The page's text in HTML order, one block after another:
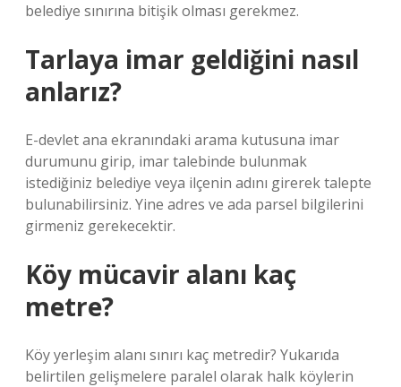
belediye sınırına bitişik olması gerekmez.
Tarlaya imar geldiğini nasıl
anlarız?
E-devlet ana ekranındaki arama kutusuna imar
durumunu girip, imar talebinde bulunmak
istediğiniz belediye veya ilçenin adını girerek talepte
bulunabilirsiniz. Yine adres ve ada parsel bilgilerini
girmeniz gerekecektir.
Köy mücavir alanı kaç
metre?
Köy yerleşim alanı sınırı kaç metredir? Yukarıda
belirtilen gelişmelere paralel olarak halk köylerin